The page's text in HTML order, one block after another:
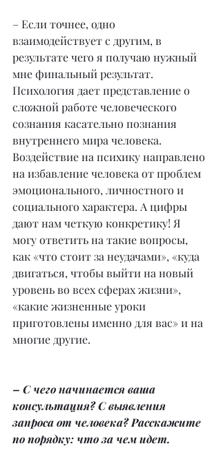
– Если точнее, одно
взаимодействует с другим, в
результате чего я получаю нужный
мне финальный результат.
Психология дает представление о
сложной работе человеческого
сознания касательно познания
внутреннего мира человека.
Воздействие на психику направлено
на избавление человека от проблем
эмоционального, личностного и
социального характера. А цифры
дают нам четкую конкретику! Я
могу ответить на такие вопросы,
как «что стоит за неудачами», «куда
двигаться, чтобы выйти на новый
уровень во всех сферах жизни»,
«какие жизненные уроки
приготовлены именно для вас» и на
многие другие.
– С чего начинается ваша
консультация? С выявления
запроса от человека? Расскажите
по порядку: что за чем идет.